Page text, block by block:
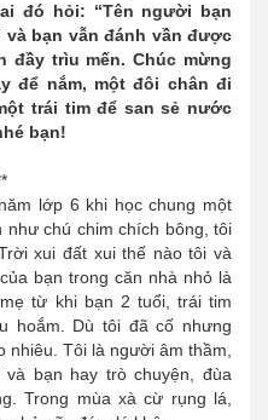
đó hỏi: “Tên người bạn
và bạn vẫn đánh vần được
đầy trìu mến. Chúc mừng
để nắm, một đôi chân đi
trái tim để san sẻ nước
bạn!
lớp 6 khi học chung một
chú chim chích bông, tôi
xui đất xui thế nào tôi và
bạn trong căn nhà nhỏ là
từ khi bạn 2 tuổi, trái tim
hoắm. Dù tôi đã cố nhưng
Tôi là người âm thầm,
bạn hay trò chuyện, đùa
Trong mùa xà cừ rụng lá,